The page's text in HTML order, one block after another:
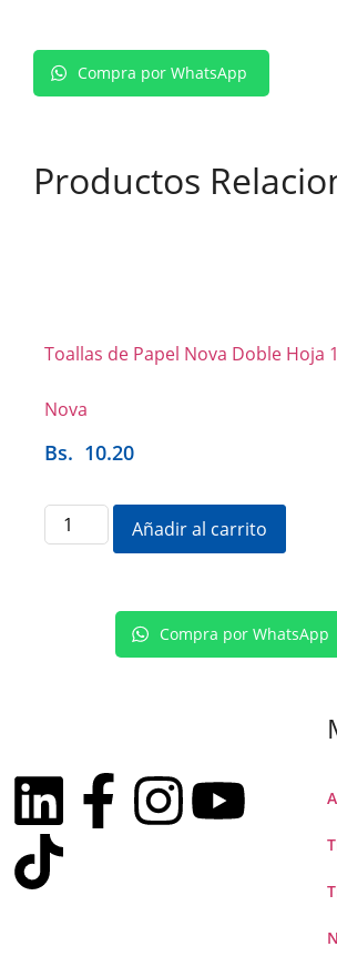
Compra por WhatsApp
Productos
Toallas de Papel Nova Doble Hoja
Nova
Bs. 10.20
Añadir al carrito
Compra por WhatsApp